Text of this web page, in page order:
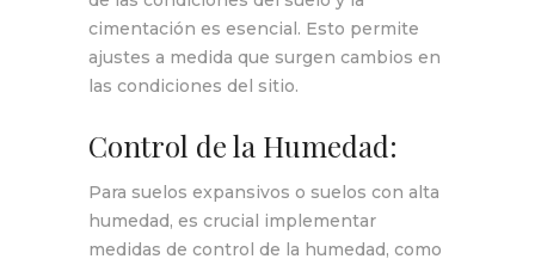
cimentación es esencial. Esto permite
ajustes a medida que surgen cambios en
las condiciones del sitio.
Control de la Humedad:
Para suelos expansivos o suelos con alta
humedad, es crucial implementar
medidas de control de la humedad, como